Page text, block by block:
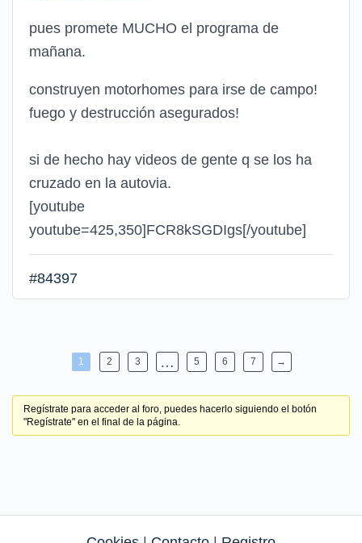
pues promete MUCHO el programa de
mañana.
construyen motorhomes para irse de campo!
fuego y destrucción asegurados!
si de hecho hay videos de gente q se los ha
cruzado en la autovia.
[youtube
youtube=425,350]FCR8kSGDIgs[/youtube]
#84397
1 2 3 … 5 6 7 →
Regístrate para acceder al foro, puedes hacerlo siguiendo el botón
"Regístrate" en el final de la página.